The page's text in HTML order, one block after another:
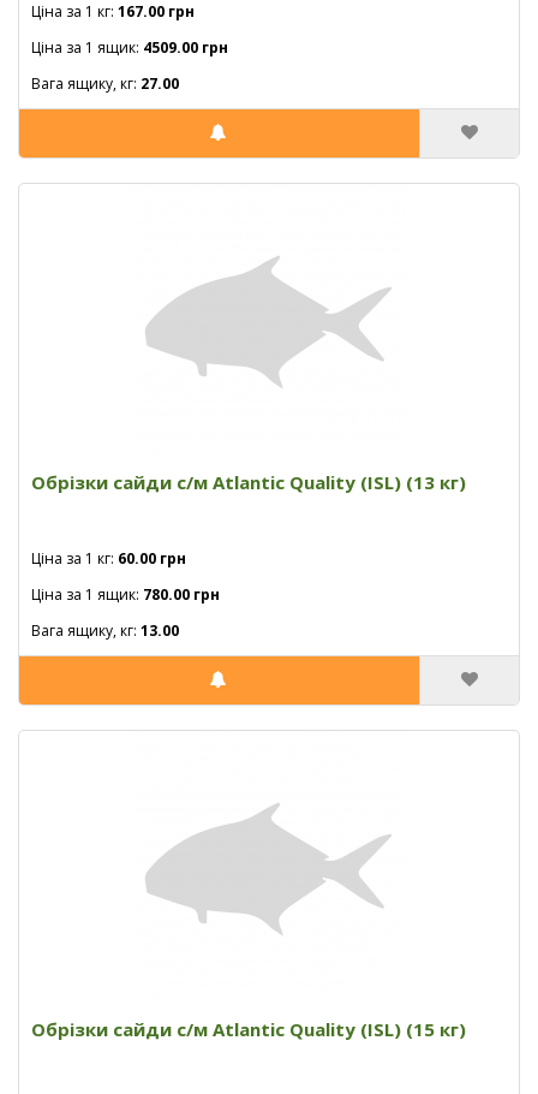
Ціна за 1 кг: 167.00 грн
Ціна за 1 ящик: 4509.00 грн
Вага ящику, кг: 27.00
Обрізки сайди с/м Atlantic Quality (ISL) (13 кг)
Ціна за 1 кг: 60.00 грн
Ціна за 1 ящик: 780.00 грн
Вага ящику, кг: 13.00
Обрізки сайди с/м Atlantic Quality (ISL) (15 кг)